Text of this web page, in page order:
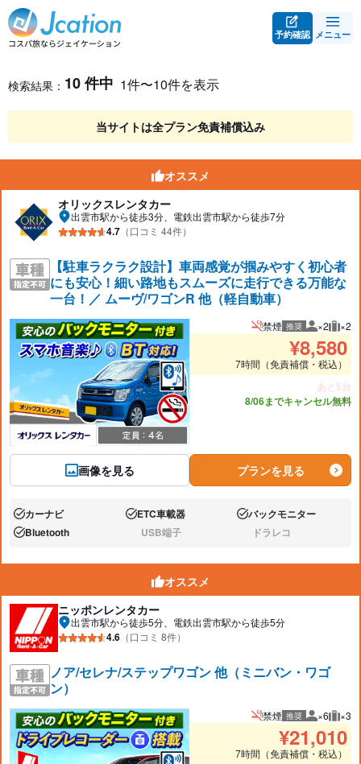
予約確認 メニュー
レンタカー検索・比較
レンタカー検索結果
検索結果： 10 件中 1件〜10件を表示
当サイトは全プラン免責補償込み
オススメ
オリックスレンタカー
出雲市駅から徒歩3分、電鉄出雲市駅から徒歩7分
4.7 （口コミ 44件）
【駐車ラクラク設計】車両感覚が掴みやすく初心者
にも安心！細い路地もスムーズに走行できる万能な
一台！／ ムーヴ/ワゴンR 他（軽自動車）
画像を見る
禁煙 推奨 推奨人数
×2 推奨
×2
¥8,580
7時間（免責補償・税込）
あと5台
8/06までキャンセル無料
プランを見る
あり:カーナビ あり:ETC車載器 あり:バックモニター
あり:Bluetooth なし:USB端子 なし:ドラレコ
オススメ
ニッポンレンタカー
出雲市駅から徒歩5分、電鉄出雲市駅から徒歩5分
4.6 （口コミ 8件）
ノア/セレナ/ステップワゴン 他（ミニバン・ワゴ
ン）
禁煙 推奨 推奨人数
×6 推奨
×3
¥21,010
7時間（免責補償・税込）